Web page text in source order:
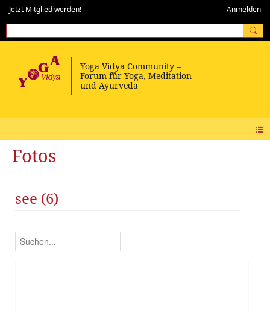
Jetzt Mitglied werden! Anmelden
Fotos
see (6)